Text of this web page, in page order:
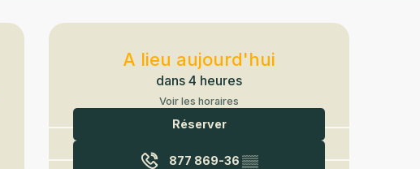
Ouverture et coordonnées
A lieu aujourd'hui
dans 4 heures
Voir les horaires
Réserver
877 869-36 ▒▒